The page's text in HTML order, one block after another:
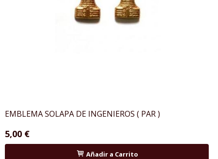
EMBLEMA SOLAPA DE INGENIEROS ( PAR )
5,00 €
Añadir a Carrito